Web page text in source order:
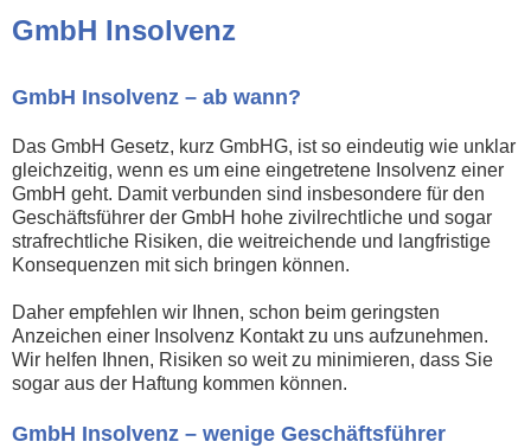
GmbH Insolvenz
GmbH Insolvenz – ab wann?
Das GmbH Gesetz, kurz GmbHG, ist so eindeutig wie unklar
gleichzeitig, wenn es um eine eingetretene Insolvenz einer
GmbH geht. Damit verbunden sind insbesondere für den
Geschäftsführer der GmbH hohe zivilrechtliche und sogar
strafrechtliche Risiken, die weitreichende und langfristige
Konsequenzen mit sich bringen können.
Daher empfehlen wir Ihnen, schon beim geringsten
Anzeichen einer Insolvenz Kontakt zu uns aufzunehmen.
Wir helfen Ihnen, Risiken so weit zu minimieren, dass Sie
sogar aus der Haftung kommen können.
GmbH Insolvenz – wenige Geschäftsführer